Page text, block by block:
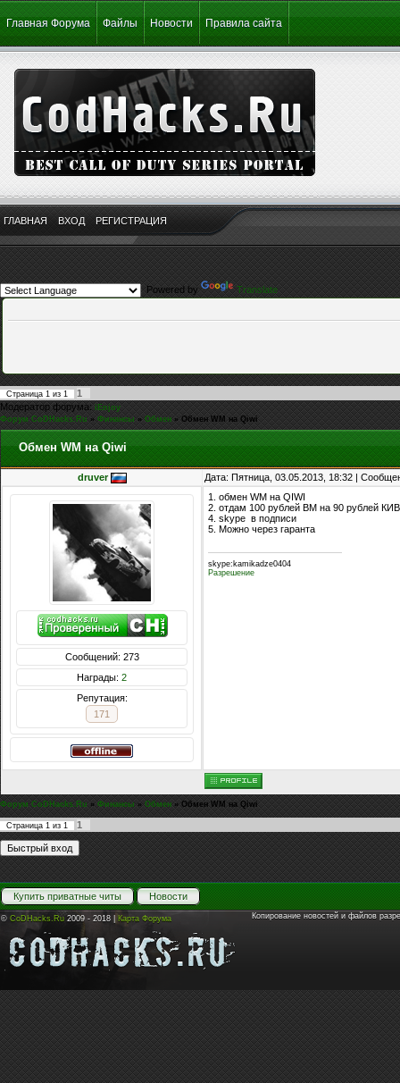
Главная Форума Файлы Новости Правила сайта
ГЛАВНАЯ ВХОД РЕГИСТРАЦИЯ
Powered by Translate
Страница 1 из 1
1
Модератор форума:iEnjoy
Форум CoDHacks.Ru » Финансы » Обмен » Обмен WM на Qiwi
Обмен WM на Qiwi
druver Дата: Пятница, 03.05.2013, 18:32 |
Сообщений: 273
Награды: 2
Репутация:
171
1. обмен WM на QIWI
2. отдам 100 рублей ВМ на 90 рублей
4. skype в подписи
5. Можно через гаранта
skype:kamikadze0404
Разрешение
Форум CoDHacks.Ru » Финансы » Обмен » Обмен WM на Qiwi
Страница 1 из 1 1
Купить приватные читы Новости
© CoDHacks.Ru 2009 - 2018 | Карта Форума Копирование новостей и файлов